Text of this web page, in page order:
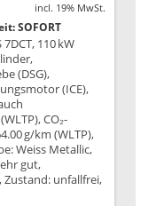
incl. 19% MwSt.
SOFORT
110 kW
(DSG),
(ICE),
CO₂-
g/km (WLTP),
Weiss Metallic,
gut,
Zustand: unfallfrei,